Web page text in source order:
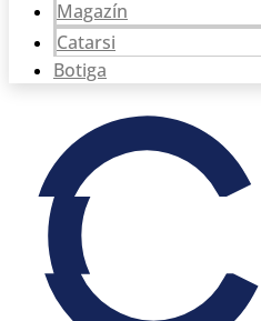
Magazín
Catarsi
Botiga